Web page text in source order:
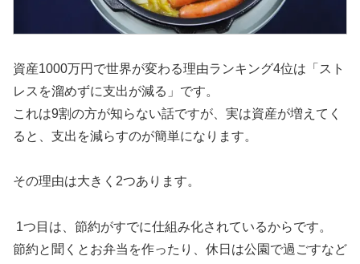
資産1000万円で世界が変わる理由ランキング4位は「スト
レスを溜めずに支出が減る」です。
これは9割の方が知らない話ですが、実は資産が増えてく
ると、支出を減らすのが簡単になります。
その理由は大きく2つあります。
1つ目は、節約がすでに仕組み化されているからです。
節約と聞くとお弁当を作ったり、休日は公園で過ごすなど